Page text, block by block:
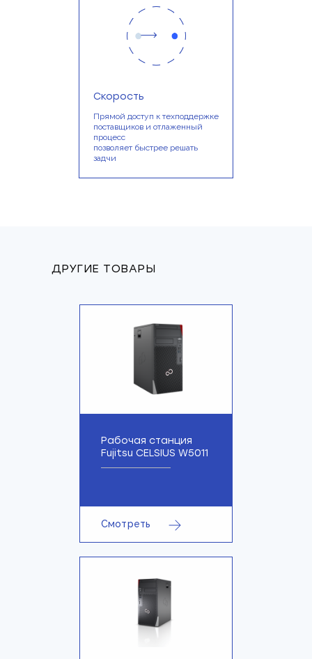
Скорость
Прямой доступ к техподдержке
поставщиков и отлаженный
процесс
позволяет быстрее решать
задчи
ДРУГИЕ ТОВАРЫ
Рабочая станция
Fujitsu CELSIUS W5011
Смотреть